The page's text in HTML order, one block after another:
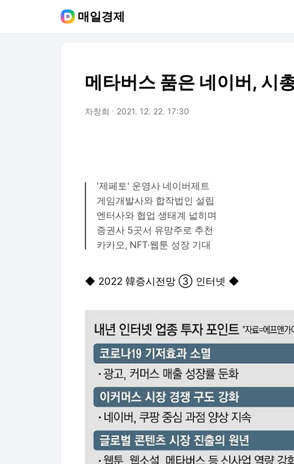
매일경제
메타버스 품은 네이버, 시
차창희 2021. 12. 22. 17:30
'제페토' 운영사 네이버제트
게임개발사와 합작법인 설립
엔터사와 협업 생태계 넓히며
증권사 5곳서 유망주로 추천
카카오, NFT·웹툰 성장 기대
◆ 2022 韓증시전망 ③ 인터넷 ◆